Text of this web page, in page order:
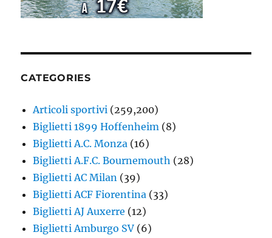
CATEGORIES
Articoli sportivi (259,200)
Biglietti 1899 Hoffenheim (8)
Biglietti A.C. Monza (16)
Biglietti A.F.C. Bournemouth (28)
Biglietti AC Milan (39)
Biglietti ACF Fiorentina (33)
Biglietti AJ Auxerre (12)
Biglietti Amburgo SV (6)